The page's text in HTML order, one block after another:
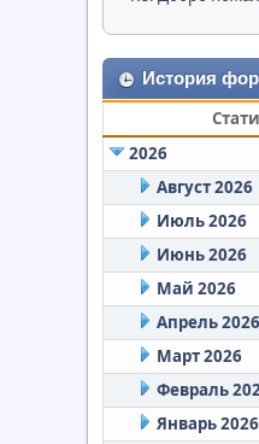
История
2026
Август 2026
Июль 2026
Июнь 2026
Май 2026
Апрель 2026
Март 2026
Февраль
Январь 2026